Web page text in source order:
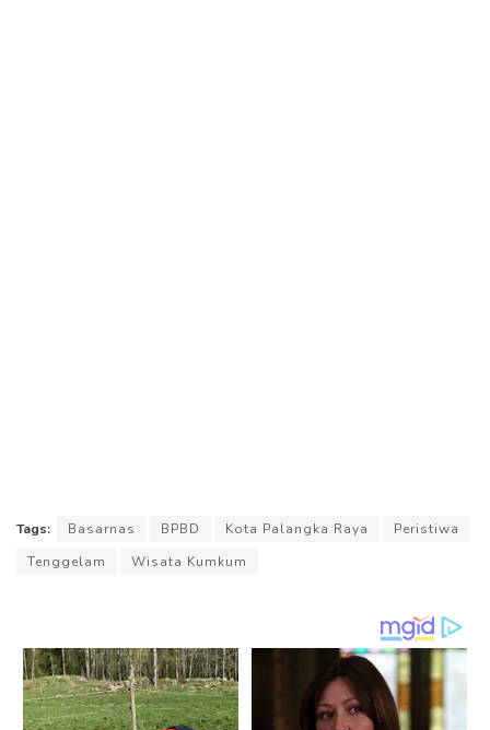
Tags: Basarnas BPBD Kota Palangka Raya
Peristiwa
Tenggelam
Wisata Kumkum